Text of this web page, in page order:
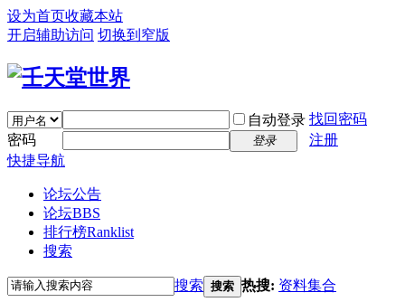
设为首页收藏本站
开启辅助访问 切换到窄版
自动登录 找回密码
密码
登录
注册
快捷导航
论坛公告
论坛BBS
排行榜Ranklist
搜索
搜索 搜索 热搜: 资料集合